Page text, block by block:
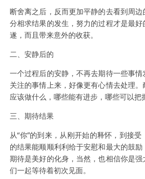
断舍离之后，反而更加平静的去看到周
分相求结果的发生，努力的过程才是最
遂，而且带来意外的收获。
二、安静后的
一个过程后的安静，不再去期待一些事
关注的事情上来，好像更有心情去处理
应该做什么，哪些能有进步，哪些可以把
三、期待结果
从“你”的到来，从刚开始的释怀，到接
的结果能顺顺利利给于安慰和最大的鼓
期待是美好的化身，当然，也相信你是
们一起等待着初次见面。